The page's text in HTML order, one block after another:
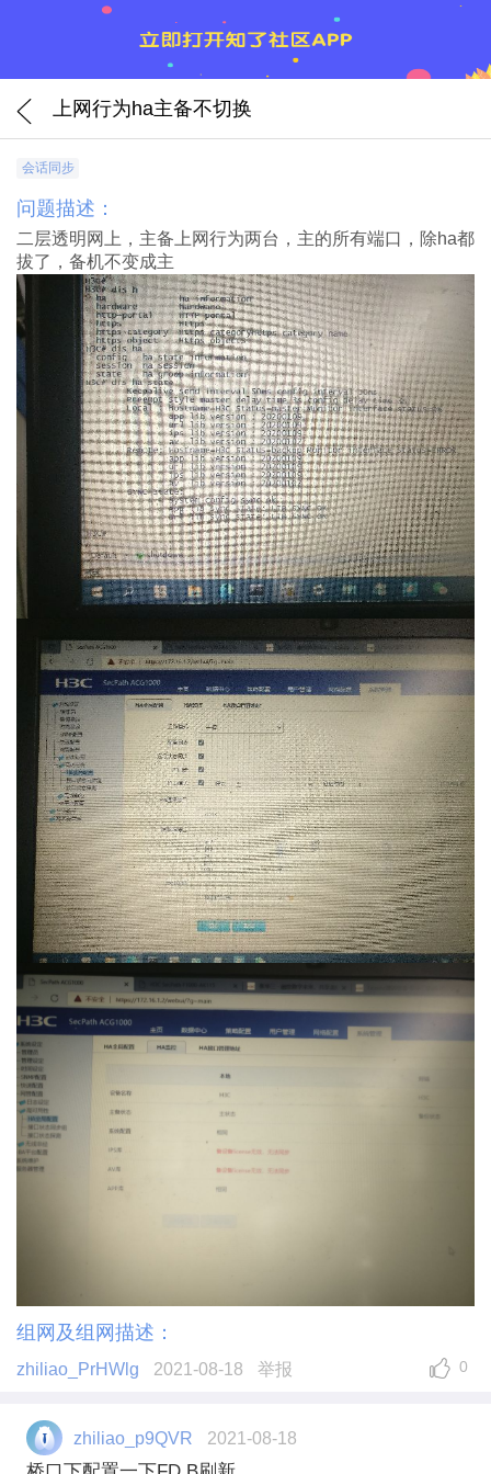
上网行为ha主备不切换
会话同步
问题描述：
二层透明网上，主备上网行为两台，主的所有端口，除ha都
拔了，备机不变成主
组网及组网描述：
zhiliao_PrHWlg 2021-08-18 举报 0
zhiliao_p9QVR 2021-08-18